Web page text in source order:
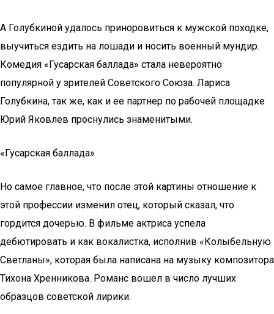
А Голубкиной удалось приноровиться к мужской походке,
выучиться ездить на лошади и носить военный мундир.
Комедия «Гусарская баллада» стала невероятно
популярной у зрителей Советского Союза. Лариса
Голубкина, так же, как и ее партнер по рабочей площадке
Юрий Яковлев проснулись знаменитыми.
«Гусарская баллада»
Но самое главное, что после этой картины отношение к
этой профессии изменил отец, который сказал, что
гордится дочерью. В фильме актриса успела
дебютировать и как вокалистка, исполнив «Колыбельную
Светланы», которая была написана на музыку композитора
Тихона Хренникова. Романс вошел в число лучших
образцов советской лирики.